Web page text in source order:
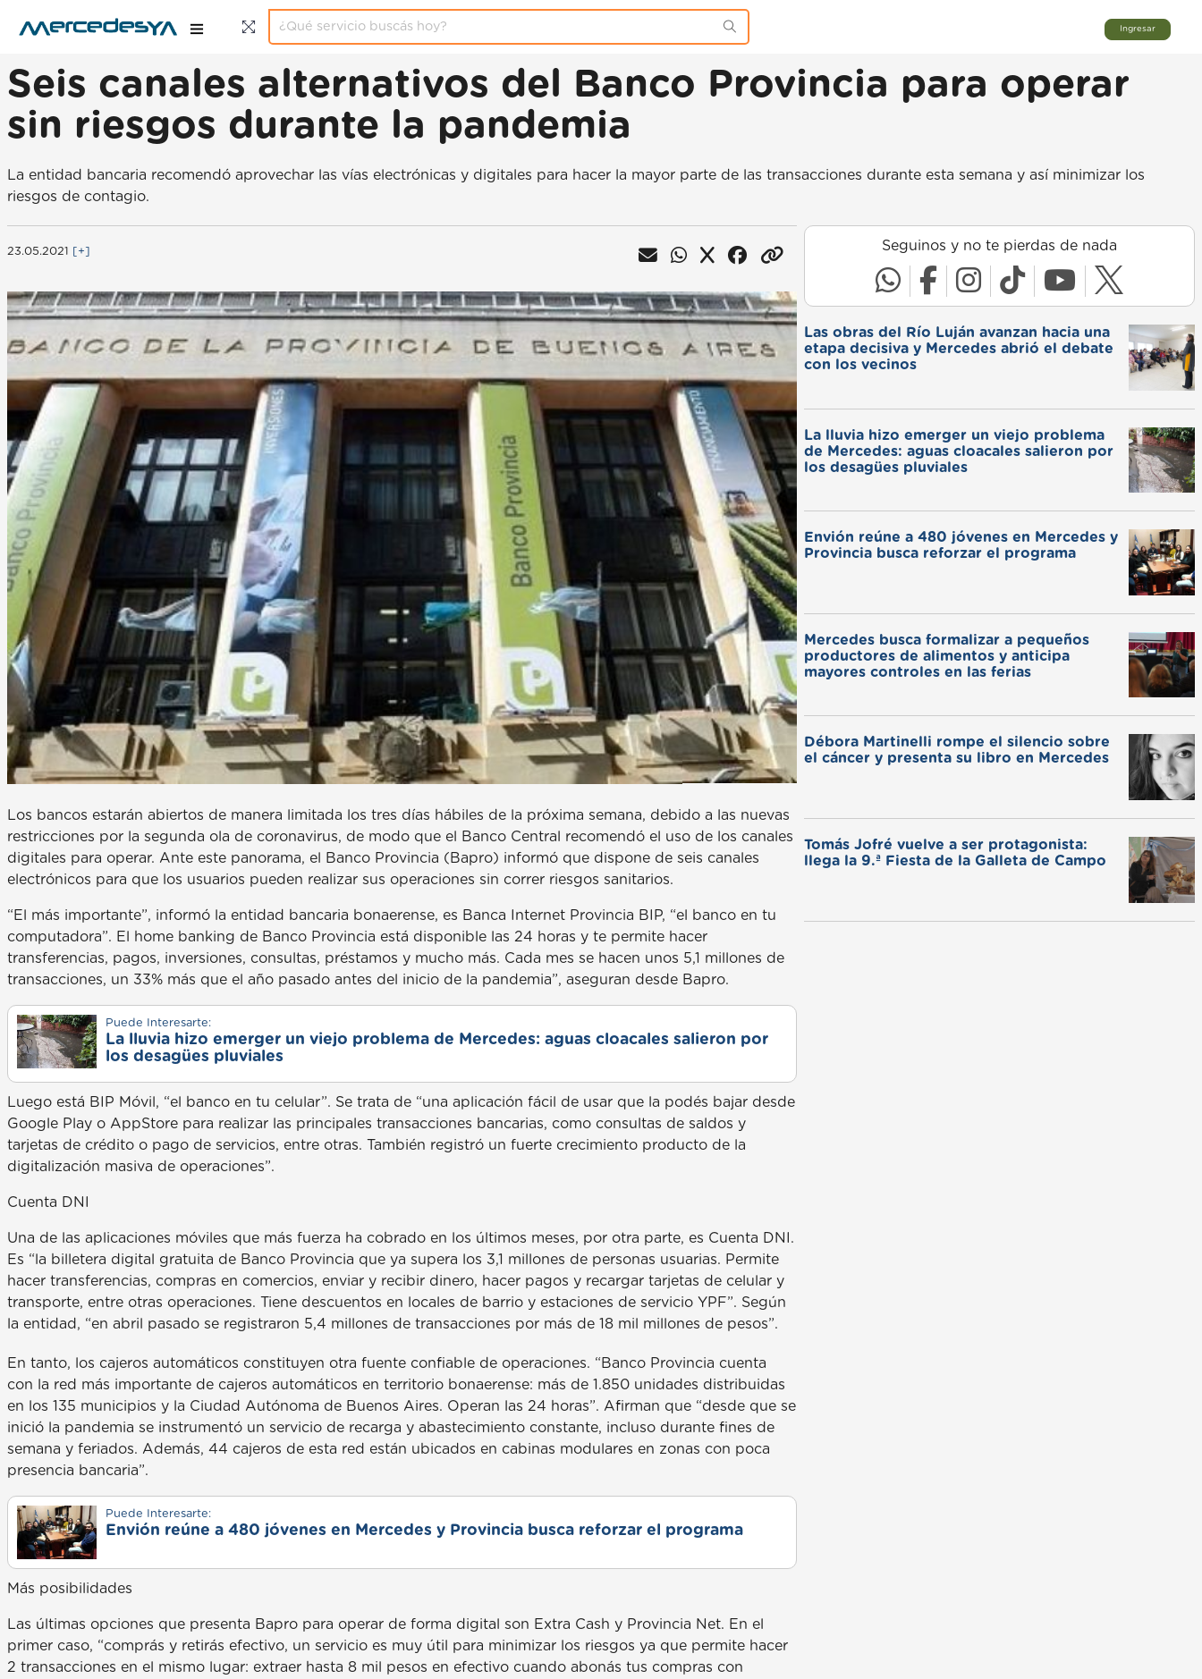
Ingresar
Seis canales alternativos del Banco Provincia para operar
sin riesgos durante la pandemia
La entidad bancaria recomendó aprovechar las vías electrónicas y digitales para hacer la mayor parte de las transacciones durante esta semana y así minimizar los
riesgos de contagio.
23.05.2021 [+]
Los bancos estarán abiertos de manera limitada los tres días hábiles de la próxima semana, debido a las nuevas
restricciones por la segunda ola de coronavirus, de modo que el Banco Central recomendó el uso de los canales
digitales para operar. Ante este panorama, el Banco Provincia (Bapro) informó que dispone de seis canales
electrónicos para que los usuarios pueden realizar sus operaciones sin correr riesgos sanitarios.
“El más importante”, informó la entidad bancaria bonaerense, es Banca Internet Provincia BIP, “el banco en tu
computadora”. El home banking de Banco Provincia está disponible las 24 horas y te permite hacer
transferencias, pagos, inversiones, consultas, préstamos y mucho más. Cada mes se hacen unos 5,1 millones de
transacciones, un 33% más que el año pasado antes del inicio de la pandemia”, aseguran desde Bapro.
Puede Interesarte:
La lluvia hizo emerger un viejo problema de Mercedes: aguas cloacales salieron por
los desagües pluviales
Luego está BIP Móvil, “el banco en tu celular”. Se trata de “una aplicación fácil de usar que la podés bajar desde
Google Play o AppStore para realizar las principales transacciones bancarias, como consultas de saldos y
tarjetas de crédito o pago de servicios, entre otras. También registró un fuerte crecimiento producto de la
digitalización masiva de operaciones”.
Cuenta DNI
Una de las aplicaciones móviles que más fuerza ha cobrado en los últimos meses, por otra parte, es Cuenta DNI.
Es “la billetera digital gratuita de Banco Provincia que ya supera los 3,1 millones de personas usuarias. Permite
hacer transferencias, compras en comercios, enviar y recibir dinero, hacer pagos y recargar tarjetas de celular y
transporte, entre otras operaciones. Tiene descuentos en locales de barrio y estaciones de servicio YPF”. Según
la entidad, “en abril pasado se registraron 5,4 millones de transacciones por más de 18 mil millones de pesos”.
En tanto, los cajeros automáticos constituyen otra fuente confiable de operaciones. “Banco Provincia cuenta
con la red más importante de cajeros automáticos en territorio bonaerense: más de 1.850 unidades distribuidas
en los 135 municipios y la Ciudad Autónoma de Buenos Aires. Operan las 24 horas”. Afirman que “desde que se
inició la pandemia se instrumentó un servicio de recarga y abastecimiento constante, incluso durante fines de
semana y feriados. Además, 44 cajeros de esta red están ubicados en cabinas modulares en zonas con poca
presencia bancaria”.
Puede Interesarte:
Envión reúne a 480 jóvenes en Mercedes y Provincia busca reforzar el programa
Más posibilidades
Las últimas opciones que presenta Bapro para operar de forma digital son Extra Cash y Provincia Net. En el
primer caso, “comprás y retirás efectivo, un servicio es muy útil para minimizar los riesgos ya que permite hacer
2 transacciones en el mismo lugar: extraer hasta 8 mil pesos en efectivo cuando abonás tus compras con
Seguinos y no te pierdas de nada
Las obras del Río Luján avanzan hacia una
etapa decisiva y Mercedes abrió el debate
con los vecinos
La lluvia hizo emerger un viejo problema
de Mercedes: aguas cloacales salieron por
los desagües pluviales
Envión reúne a 480 jóvenes en Mercedes y
Provincia busca reforzar el programa
Mercedes busca formalizar a pequeños
productores de alimentos y anticipa
mayores controles en las ferias
Débora Martinelli rompe el silencio sobre
el cáncer y presenta su libro en Mercedes
Tomás Jofré vuelve a ser protagonista:
llega la 9.ª Fiesta de la Galleta de Campo